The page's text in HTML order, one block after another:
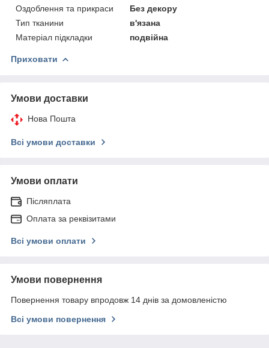
Оздоблення та прикраси
Без декору
Тип тканини
в'язана
Матеріал підкладки
подвійна
Приховати
Умови доставки
Нова Пошта
Всі умови доставки
Умови оплати
Післяплата
Оплата за реквізитами
Всі умови оплати
Умови повернення
Повернення товару впродовж 14 днів за домовленістю
Всі умови повернення